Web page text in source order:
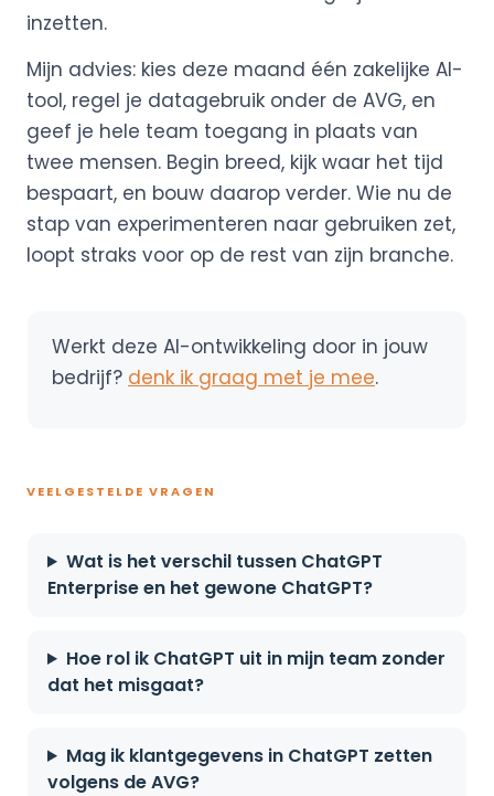
inzetten.
Mijn advies: kies deze maand één zakelijke AI-
tool, regel je datagebruik onder de AVG, en
geef je hele team toegang in plaats van
twee mensen. Begin breed, kijk waar het tijd
bespaart, en bouw daarop verder. Wie nu de
stap van experimenteren naar gebruiken zet,
loopt straks voor op de rest van zijn branche.
Werkt deze AI-ontwikkeling door in jouw
bedrijf? denk ik graag met je mee.
VEELGESTELDE VRAGEN
Wat is het verschil tussen ChatGPT
Enterprise en het gewone ChatGPT?
Hoe rol ik ChatGPT uit in mijn team zonder
dat het misgaat?
Mag ik klantgegevens in ChatGPT zetten
volgens de AVG?